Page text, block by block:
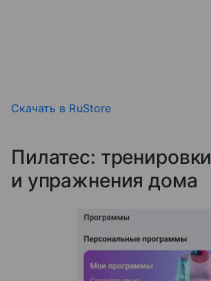
Скачать в RuStore
Пилатес: тренировки
и упражнения дома